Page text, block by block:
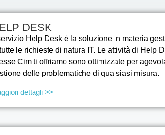
DESK
servizio Help Desk è la soluzione in materia
le richieste di natura IT. Le attività di Help
Cim ti offriamo sono ottimizzate per
delle problematiche di qualsiasi misura.
dettagli >>